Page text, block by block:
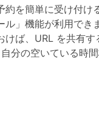
約を簡単に受け付け
ル」機能が利用でき
けば、URL を共有
分の空いている時